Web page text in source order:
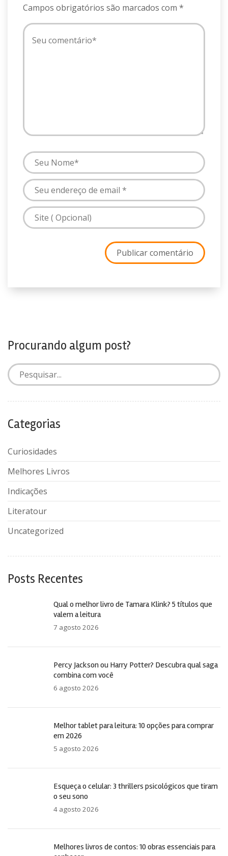
Campos obrigatórios são marcados com *
Procurando algum post?
Categorias
Curiosidades
Melhores Livros
Indicações
Literatour
Uncategorized
Posts Recentes
Qual o melhor livro de Tamara Klink? 5 títulos que
valem a leitura
7 agosto 2026
Percy Jackson ou Harry Potter? Descubra qual saga
combina com você
6 agosto 2026
Melhor tablet para leitura: 10 opções para comprar
em 2026
5 agosto 2026
Esqueça o celular: 3 thrillers psicológicos que tiram
o seu sono
4 agosto 2026
Melhores livros de contos: 10 obras essenciais para